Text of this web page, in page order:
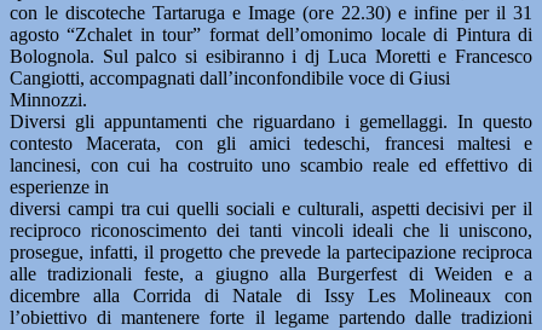
con le discoteche Tartaruga e Image (ore 22.30) e infine per il 31
agosto “Zchalet in tour” format dell’omonimo locale di Pintura di
Bolognola. Sul palco si esibiranno i dj Luca Moretti e Francesco
Cangiotti, accompagnati dall’inconfondibile voce di Giusi
Minnozzi.
Diversi gli appuntamenti che riguardano i gemellaggi. In questo
contesto Macerata, con gli amici tedeschi, francesi maltesi e
lancinesi, con cui ha costruito uno scambio reale ed effettivo di
esperienze in
diversi campi tra cui quelli sociali e culturali, aspetti decisivi per il
reciproco riconoscimento dei tanti vincoli ideali che li uniscono,
prosegue, infatti, il progetto che prevede la partecipazione reciproca
alle tradizionali feste, a giugno alla Burgerfest di Weiden e a
dicembre alla Corrida di Natale di Issy Les Molineaux con
l’obiettivo di mantenere forte il legame partendo dalle tradizioni